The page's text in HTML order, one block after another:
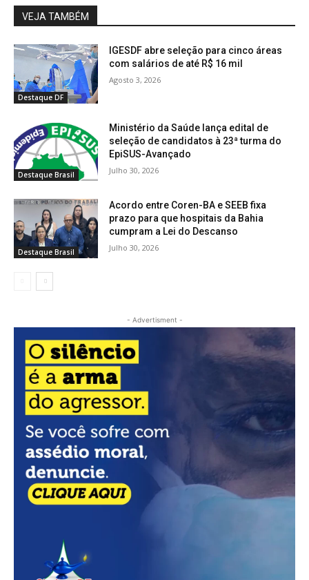
VEJA TAMBÉM
Destaque DF
IGESDF abre seleção para cinco áreas
com salários de até R$ 16 mil
Agosto 3, 2026
Destaque Brasil
Ministério da Saúde lança edital de
seleção de candidatos à 23ª turma do
EpiSUS-Avançado
Julho 30, 2026
Destaque Brasil
Acordo entre Coren-BA e SEEB fixa
prazo para que hospitais da Bahia
cumpram a Lei do Descanso
Julho 30, 2026
- Advertisment -